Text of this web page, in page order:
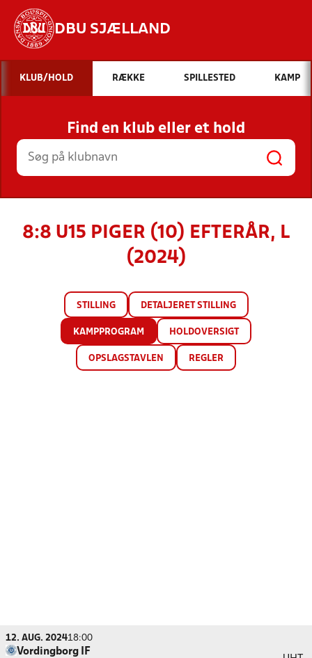
DBU SJÆLLAND
Hvad vil du søge efter?
INDHOLD OG NYHEDER
STILLINGER, RESULTATER, KLUBBER OG
HOLD
KLUB/HOLD RÆKKE SPILLESTED KAMP
Find en klub eller et hold
8:8 U15 PIGER (10) EFTERÅR, L
(2024)
STILLING DETALJERET STILLING
KAMPPROGRAM HOLDOVERSIGT
OPSLAGSTAVLEN REGLER
12. AUG. 202418:00
Vordingborg IF